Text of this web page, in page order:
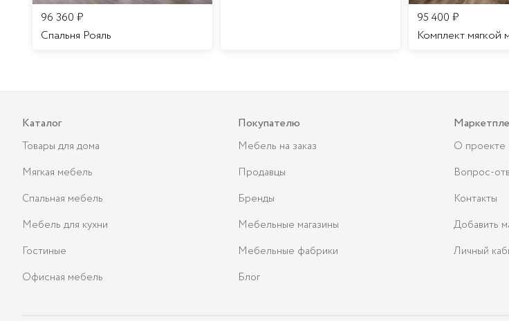
96 360 ₽
Спальня Рояль
95 400 ₽
Каталог
Товары для дома
Мягкая мебель
Спальная мебель
Мебель для кухни
Гостиные
Офисная мебель
Покупателю
Мебель на заказ
Продавцы
Бренды
Мебельные магазины
Мебельные фабрики
Блог
О проекте
Вопрос-
Контакты
Добавить
Личный